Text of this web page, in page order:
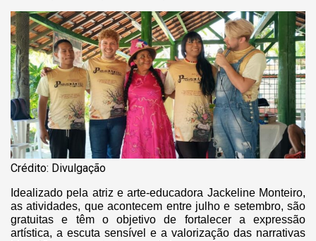
Crédito: Divulgação
Idealizado pela atriz e arte-educadora Jackeline Monteiro,
as atividades, que acontecem entre julho e setembro, são
gratuitas e têm o objetivo de fortalecer a expressão
artística, a escuta sensível e a valorização das narrativas